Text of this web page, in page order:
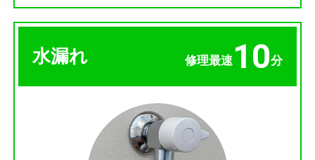
水漏れ 修理最速 10分